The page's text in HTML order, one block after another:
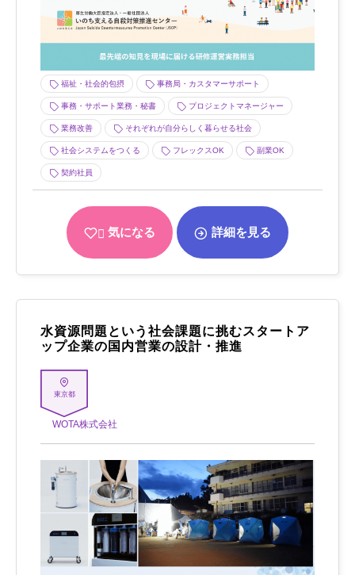
福祉・社会的包摂 事務局・カスタマーサポート
事務・サポート業務・秘書 プロジェクトマネージャー
業務改善 それぞれが自分らしく暮らせる社会
社会システムをつくる フレックスOK 副業OK
契約社員
気になる 詳細を見る
水資源問題という社会課題に挑むスタートア
ップ企業の国内営業の設計・推進
東京都
WOTA株式会社